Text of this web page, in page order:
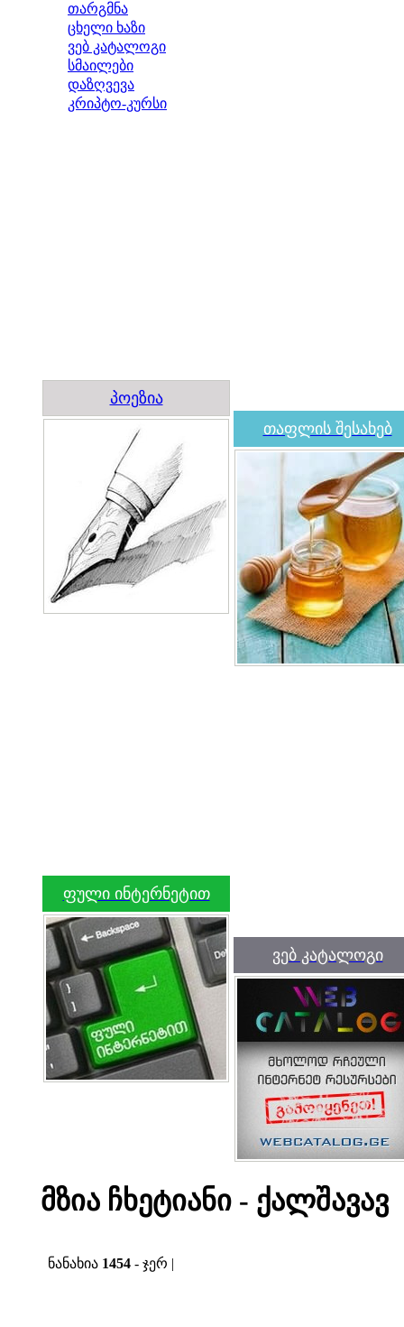
თარგმნა
ცხელი ხაზი
ვებ კატალოგი
სმაილები
დაზღვევა
კრიპტო-კურსი
პოეზია
თაფლის შესახებ
ფული ინტერნეტით
ვებ კატალოგი
მზია ჩხეტიანი - ქალშავავ
ნანახია 1454 - ჯერ |